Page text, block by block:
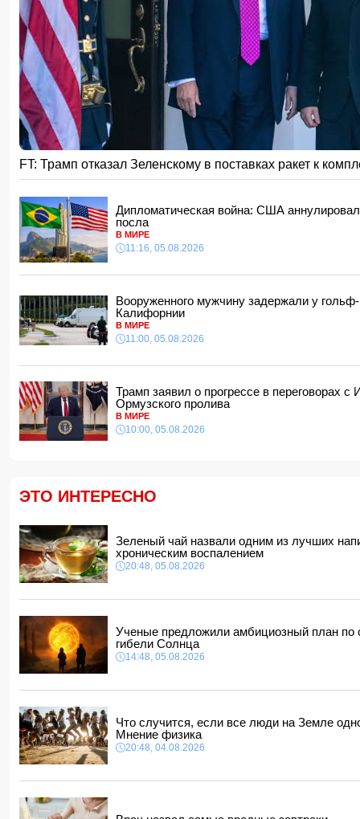
Ученые предложили амбициозный план по спасению
14:48, 05.08.2026
МИД России обвинил Киев в попытках усилить эскалацию
14:40, 05.08.2026
В Индии более 10 человек погибли из-за ударов молний
14:34, 05.08.2026
Судья Верховного суда Азербайджана вышел на пенсию
14:28, 05.08.2026
FT: Трамп отказал Зеленскому в поставках ракет к
ЕС получил пятый транш доходов от замороженных
их Киеву
14:10, 05.08.2026
В Баку на рабочем месте скоропостижно скончался
14:04, 05.08.2026
14:00, 05.08.2026
Прогноз погоды в Азербайджане на 6 августа
12:48, 05.08.2026
FT: Трамп отказал Зеленскому в поставках ракет к
Дипломатическая война: США
посла
В МИРЕ
11:16, 05.08.2026
Вооруженного мужчину задержали у
Калифорнии
В МИРЕ
11:00, 05.08.2026
Трамп заявил о прогрессе в переговорах
Ормузского пролива
В МИРЕ
10:00, 05.08.2026
ЭТО ИНТЕРЕСНО
Зеленый чай назвали одним из лучших
хроническим воспалением
20:48, 05.08.2026
Ученые предложили амбициозный план по
гибели Солнца
14:48, 05.08.2026
Что случится, если все люди на Земле
Мнение физика
20:48, 04.08.2026